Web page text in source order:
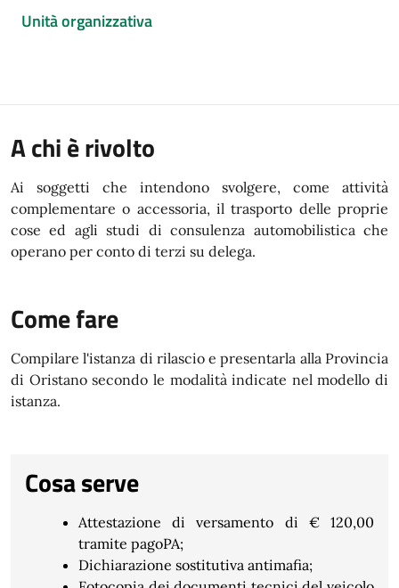
Unità organizzativa
A chi è rivolto
Ai soggetti che intendono svolgere, come attività
complementare o accessoria, il trasporto delle proprie
cose ed agli studi di consulenza automobilistica che
operano per conto di terzi su delega.
Come fare
Compilare l'istanza di rilascio e presentarla alla Provincia
di Oristano secondo le modalità indicate nel modello di
istanza.
Cosa serve
Attestazione di versamento di € 120,00
tramite pagoPA;
Dichiarazione sostitutiva antimafia;